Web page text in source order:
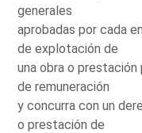
generales
aprobadas por cada
de explotación de
una obra o
de remuneración
y concurra con un
o prestación de